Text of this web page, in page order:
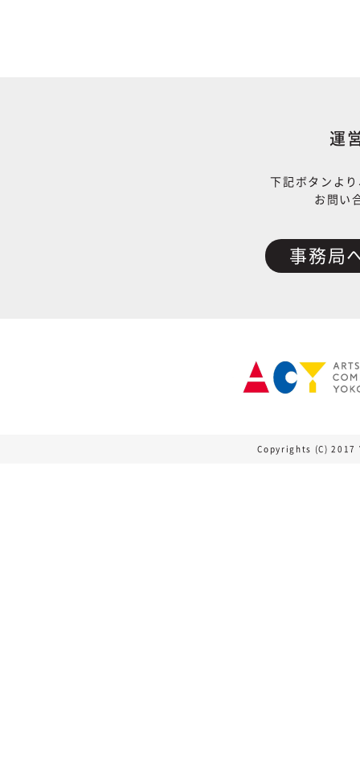
運
下記ボタンよ
お問い
事務局
Copyrights (C)